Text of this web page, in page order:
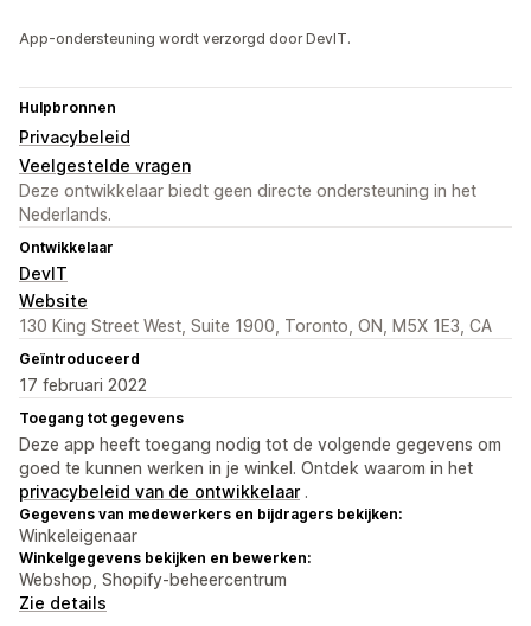
App-ondersteuning wordt verzorgd door DevIT.
Hulpbronnen
Privacybeleid
Veelgestelde vragen
Deze ontwikkelaar biedt geen directe ondersteuning in het
Nederlands.
Ontwikkelaar
DevIT
Website
130 King Street West, Suite 1900, Toronto, ON, M5X 1E3, CA
Geïntroduceerd
17 februari 2022
Toegang tot gegevens
Deze app heeft toegang nodig tot de volgende gegevens om
goed te kunnen werken in je winkel. Ontdek waarom in het
privacybeleid van de ontwikkelaar .
Gegevens van medewerkers en bijdragers bekijken:
Winkeleigenaar
Winkelgegevens bekijken en bewerken:
Webshop, Shopify-beheercentrum
Zie details